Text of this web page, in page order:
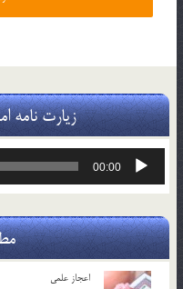
زیارت نامه
پخش‌کننده
00:00
اعجاز علمی